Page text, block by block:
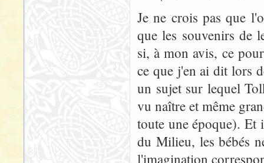
Je ne crois pas que
que les souvenirs de
si, à mon avis, ce
ce que j'en ai dit lors
un sujet sur lequel
vu naître et même
toute une époque). Et
du Milieu, les bébés
l'imagination